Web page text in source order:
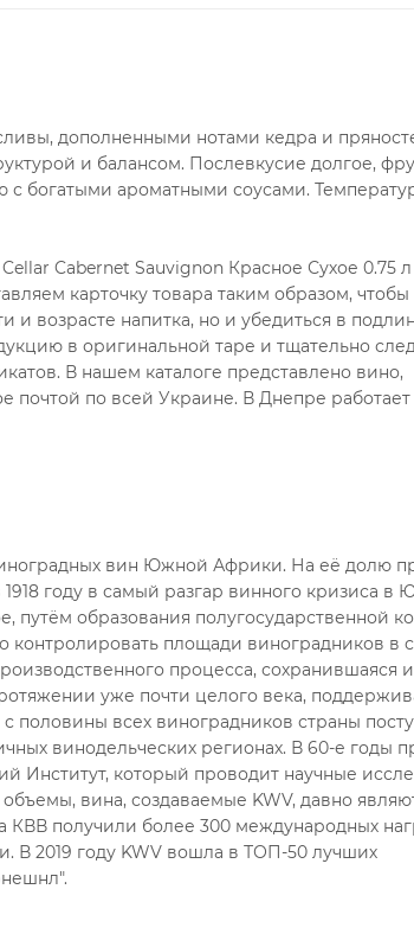
дополненными нотами кедра и
и балансом. Послевкусие долгое,
богатыми ароматными соусами.
Cabernet Sauvignon Красное Сухое 0.75
карточку товара таким образом, чтобы
и возрасте напитка, но и убедиться в
в оригинальной таре и тщательно
В нашем каталоге представлено вино,
почтой по всей Украине. В Днепре работает
вин Южной Африки. На её долю
году в самый разгар винного кризиса в
образования полугосударственной
площади виноградников в
процесса, сохранившаяся
уже почти целого века,
половины всех виноградников страны
винодельческих регионах. В 60-е годы
Институт, который проводит научные
вина, создаваемые KWV, давно
КВВ получили более 300 международных
В 2019 году KWV вошла в ТОП-50 лучших